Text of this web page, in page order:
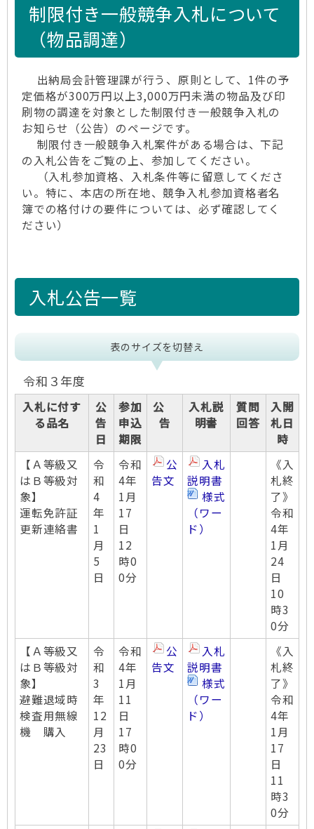
制限付き一般競争入札について
（物品調達）
出納局会計管理課が行う、原則として、1件の予
定価格が300万円以上3,000万円未満の物品及び印
刷物の調達を対象とした制限付き一般競争入札の
お知らせ（公告）のページです。
制限付き一般競争入札案件がある場合は、下記
の入札公告をご覧の上、参加してください。
（入札参加資格、入札条件等に留意してくださ
い。特に、本店の所在地、競争入札参加資格者名
簿での格付けの要件については、必ず確認してく
ださい）
入札公告一覧
表のサイズを切替え
令和３年度
入札に付す
る品名
公
告
日
参加
申込
期限
公
告
入札説
明書
質問
回答
入開
札日
時
【Ａ等級又
はＢ等級対
象】
運転免許証
更新連絡書
令
和
4
年
1
月
5
日
令和
4年
1月
17
日
12
時0
0分
公
告文
入札
説明書
様式
（ワー
ド）
《入
札終
了》
令和
4年
1月
24
日
10
時3
0分
【Ａ等級又
はＢ等級対
象】
避難退域時
検査用無線
機 購入
令
和
3
年
12
月
23
日
令和
4年
1月
11
日
17
時0
0分
公
告文
入札
説明書
様式
（ワー
ド）
《入
札終
了》
令和
4年
1月
17
日
11
時3
0分